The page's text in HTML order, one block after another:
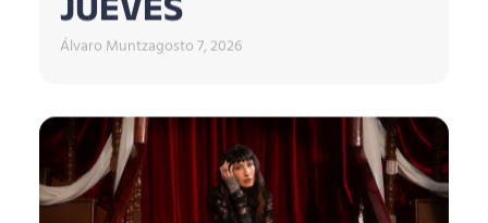
JUEVES
Álvaro Muntzagosto 7, 2026